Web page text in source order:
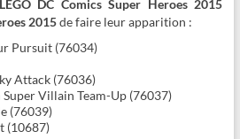
DC Comics Super Heroes 2015
2015de faire leur apparition :
Pursuit (76034)
Attack (76036)
Super Villain Team-Up (76037)
(76039)
(10687)